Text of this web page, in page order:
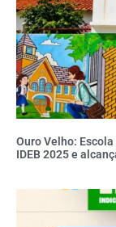
Ouro Velho:
IDEB 2025 e